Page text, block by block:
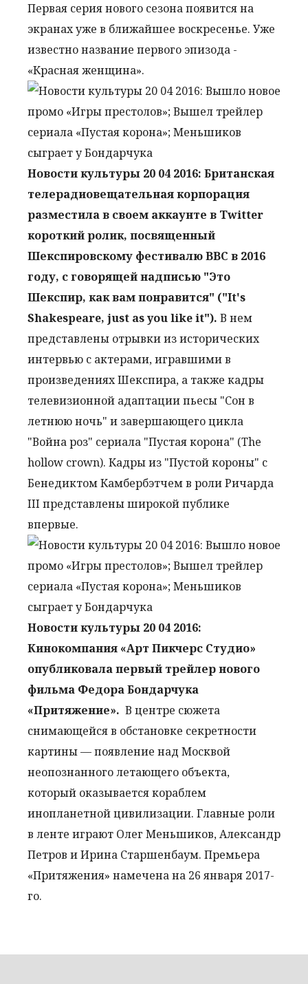
Первая серия нового сезона появится на
экранах уже в ближайшее воскресенье. Уже
известно название первого эпизода -
«Красная женщина».
Новости культуры 20 04 2016: Британская
телерадиовещательная корпорация
разместила в своем аккаунте в Twitter
короткий ролик, посвященный
Шекспировскому фестивалю ВВС в 2016
году, с говорящей надписью "Это
Шекспир, как вам понравится" ("It's
Shakespeare, just as you like it"). В нем
представлены отрывки из исторических
интервью с актерами, игравшими в
произведениях Шекспира, а также кадры
телевизионной адаптации пьесы "Сон в
летнюю ночь" и завершающего цикла
"Война роз" сериала "Пустая корона" (The
hollow crown). Кадры из "Пустой короны" с
Бенедиктом Камбербэтчем в роли Ричарда
III представлены широкой публике
впервые.
Новости культуры 20 04 2016:
Кинокомпания «Арт Пикчерс Студио»
опубликовала первый трейлер нового
фильма Федора Бондарчука
«Притяжение». В центре сюжета
снимающейся в обстановке секретности
картины — появление над Москвой
неопознанного летающего объекта,
который оказывается кораблем
инопланетной цивилизации. Главные роли
в ленте играют Олег Меньшиков, Александр
Петров и Ирина Старшенбаум. Премьера
«Притяжения» намечена на 26 января 2017-
го.